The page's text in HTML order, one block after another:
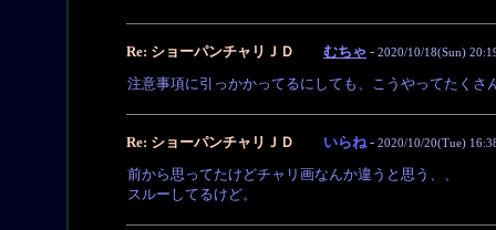
Re: ショーパンチャリＪＤ むちゃ - 2020/10/18(Sun)
注意事項に引っかかってるにしても、こうやってたく
Re: ショーパンチャリＪＤ いらね - 2020/10/20(Tue)
前から思ってたけどチャリ画なんか違うと思う、、
スルーしてるけど。